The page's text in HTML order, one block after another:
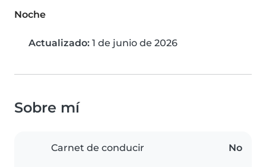
Noche
Actualizado: 1 de junio de 2026
Sobre mí
Carnet de conducir No